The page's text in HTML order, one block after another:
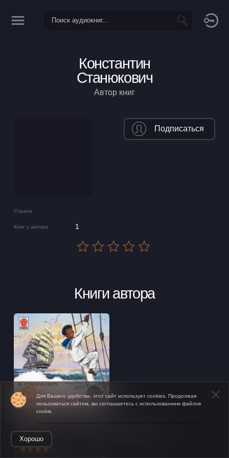
Константин
Станюкович
Автор книг
Страна
Книг у автора 1
Подписаться
Книги автора
Максимка
Константин Станюкович
Для Вашего удобства, этот сайт использует cookies. Продолжая
пользоваться сайтом, вы соглашаетесь с использованием файлов
cookie.
Хорошо